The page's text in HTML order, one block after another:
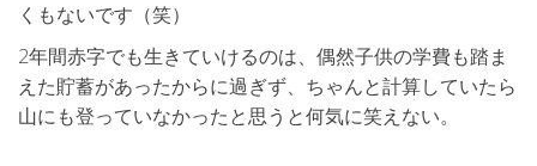
くもないです（笑）
2年間赤字でも生きていけるのは、偶然子供の学費も踏ま
えた貯蓄があったからに過ぎず、ちゃんと計算していたら
山にも登っていなかったと思うと何気に笑えない。